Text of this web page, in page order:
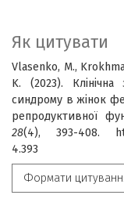
Як цитувати
Vlasenko, M.,
K. (2023). Клінічна
синдрому в жінок
репродуктивної
28(4), 393-408.
4.393
Формати